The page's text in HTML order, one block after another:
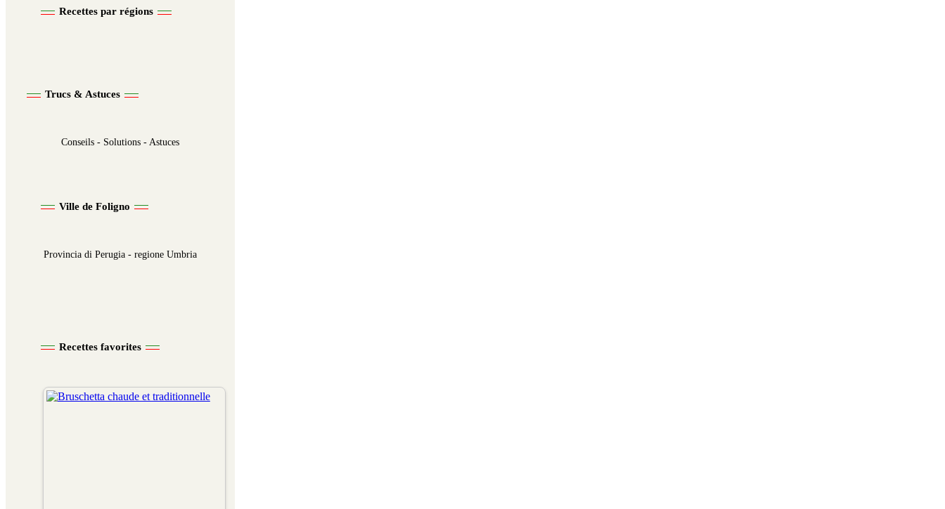
Recettes par régions
Trucs & Astuces
Conseils - Solutions - Astuces
Ville de Foligno
Provincia di Perugia - regione Umbria
Recettes favorites